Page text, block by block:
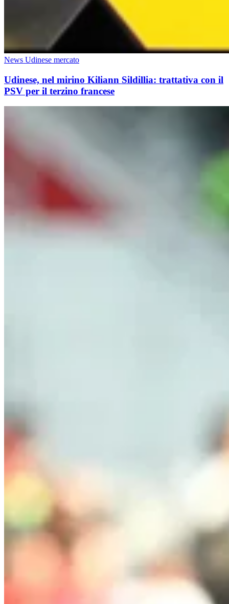
News Udinese mercato
Udinese, nel mirino Kiliann Sildillia: trattativa con il
PSV per il terzino francese